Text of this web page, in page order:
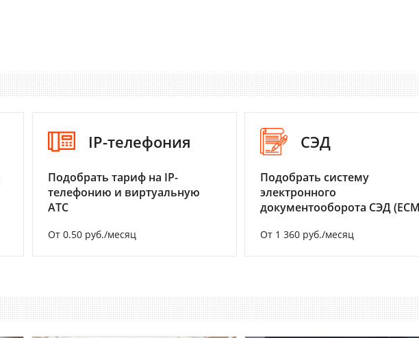
IP-телефония
Подобрать тариф на IP-
телефонию и виртуальную
АТС
От 0.50 руб./месяц
СЭД
Подобрать систему
электронного
документооборота СЭД
От 1 360 руб./месяц